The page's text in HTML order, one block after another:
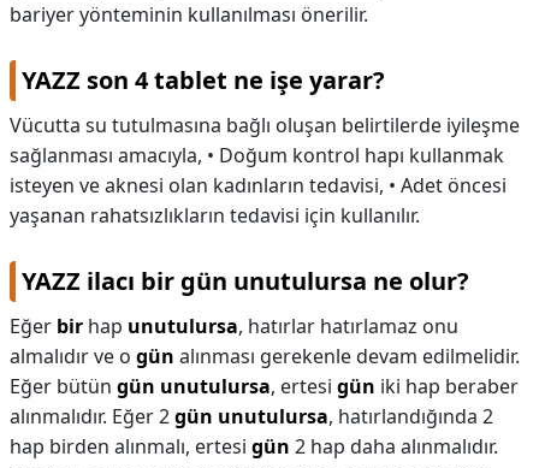
bariyer yönteminin kullanılması önerilir.
YAZZ son 4 tablet ne işe yarar?
Vücutta su tutulmasına bağlı oluşan belirtilerde iyileşme
sağlanması amacıyla, • Doğum kontrol hapı kullanmak
isteyen ve aknesi olan kadınların tedavisi, • Adet öncesi
yaşanan rahatsızlıkların tedavisi için kullanılır.
YAZZ ilacı bir gün unutulursa ne olur?
Eğer bir hap unutulursa, hatırlar hatırlamaz onu
almalıdır ve o gün alınması gerekenle devam edilmelidir.
Eğer bütün gün unutulursa, ertesi gün iki hap beraber
alınmalıdır. Eğer 2gün unutulursa, hatırlandığında 2
hap birden alınmalı, ertesi gün 2 hap daha alınmalıdır.